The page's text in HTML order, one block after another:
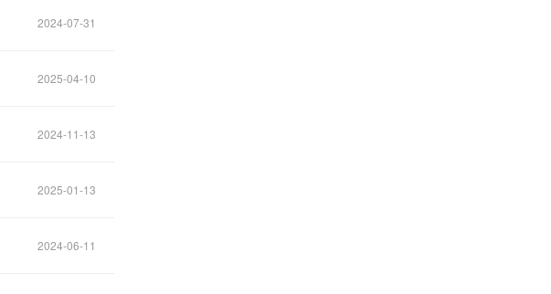
2024-07-31
2025-04-10
2024-11-13
2025-01-13
2024-06-11